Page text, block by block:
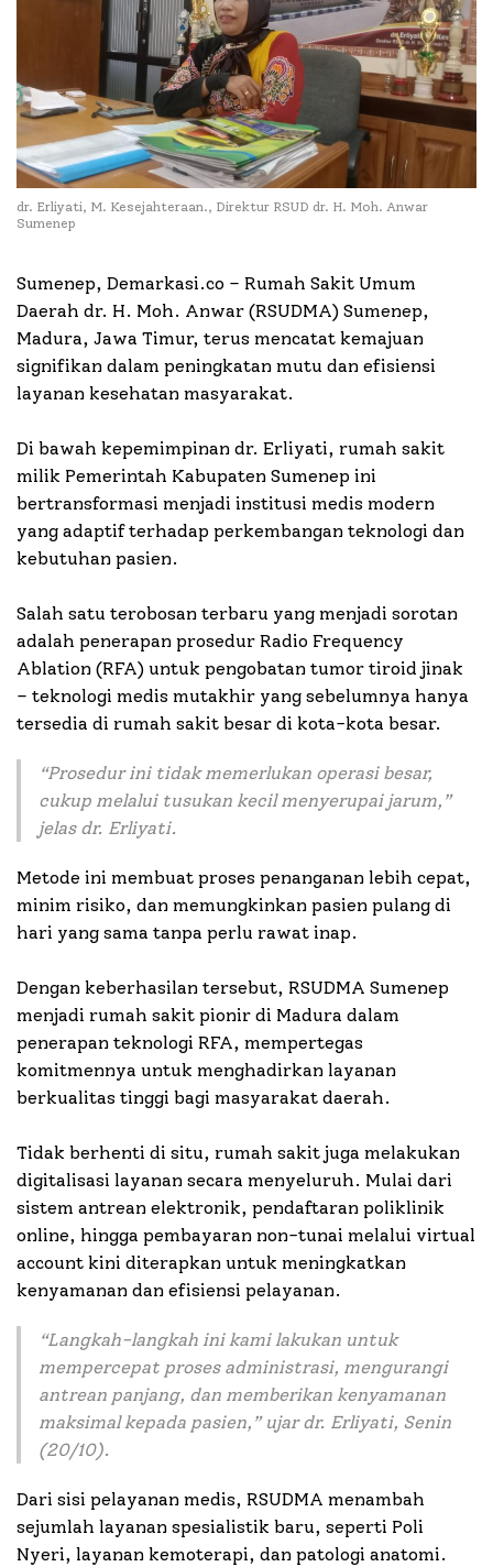
dr. Erliyati, M. Kesejahteraan., Direktur RSUD dr. H. Moh. Anwar
Sumenep
Sumenep, Demarkasi.co – Rumah Sakit Umum
Daerah dr. H. Moh. Anwar (RSUDMA) Sumenep,
Madura, Jawa Timur, terus mencatat kemajuan
signifikan dalam peningkatan mutu dan efisiensi
layanan kesehatan masyarakat.
Di bawah kepemimpinan dr. Erliyati, rumah sakit
milik Pemerintah Kabupaten Sumenep ini
bertransformasi menjadi institusi medis modern
yang adaptif terhadap perkembangan teknologi dan
kebutuhan pasien.
Salah satu terobosan terbaru yang menjadi sorotan
adalah penerapan prosedur Radio Frequency
Ablation (RFA) untuk pengobatan tumor tiroid jinak
– teknologi medis mutakhir yang sebelumnya hanya
tersedia di rumah sakit besar di kota-kota besar.
“Prosedur ini tidak memerlukan operasi besar,
cukup melalui tusukan kecil menyerupai jarum, ”
jelas dr. Erliyati.
Metode ini membuat proses penanganan lebih cepat,
minim risiko, dan memungkinkan pasien pulang di
hari yang sama tanpa perlu rawat inap.
Dengan keberhasilan tersebut, RSUDMA Sumenep
menjadi rumah sakit pionir di Madura dalam
penerapan teknologi RFA, mempertegas
komitmennya untuk menghadirkan layanan
berkualitas tinggi bagi masyarakat daerah.
Tidak berhenti di situ, rumah sakit juga melakukan
digitalisasi layanan secara menyeluruh. Mulai dari
sistem antrean elektronik, pendaftaran poliklinik
online, hingga pembayaran non-tunai melalui virtual
account kini diterapkan untuk meningkatkan
kenyamanan dan efisiensi pelayanan.
“Langkah-langkah ini kami lakukan untuk
mempercepat proses administrasi, mengurangi
antrean panjang, dan memberikan kenyamanan
maksimal kepada pasien, ” ujar dr. Erliyati, Senin
(20/10).
Dari sisi pelayanan medis, RSUDMA menambah
sejumlah layanan spesialistik baru, seperti Poli
Nyeri, layanan kemoterapi, dan patologi anatomi.